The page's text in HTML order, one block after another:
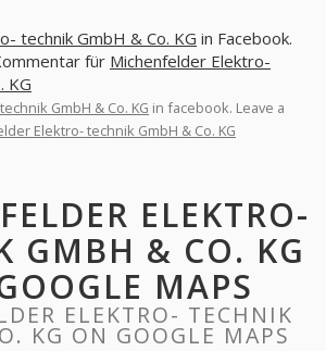
technik GmbH & Co. KG in Facebook.
für Michenfelder Elektro-
KG
GmbH & Co. KG in facebook. Leave a
Elektro- technik GmbH & Co. KG
ELEKTRO-
GMBH & CO. KG
MAPS
ELEKTRO- TECHNIK
KG ON GOOGLE MAPS